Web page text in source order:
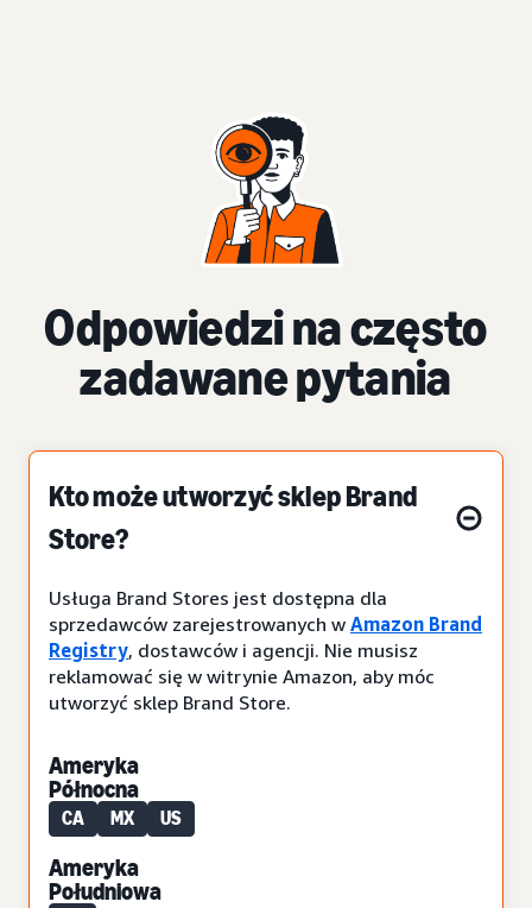
Odpowiedzi na często
zadawane pytania
Kto może utworzyć sklep Brand
Store?
Usługa Brand Stores jest dostępna dla
sprzedawców zarejestrowanych w Amazon Brand
Registry, dostawców i agencji. Nie musisz
reklamować się w witrynie Amazon, aby móc
utworzyć sklep Brand Store.
Ameryka
Północna
CA MX US
Ameryka
Południowa